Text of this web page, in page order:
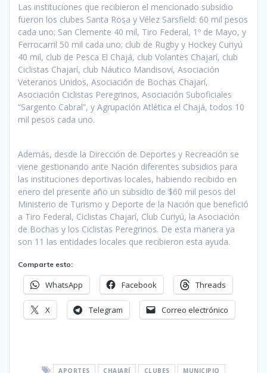
Las instituciones que recibieron el mencionado subsidio
fueron los clubes Santa Rosa y Vélez Sarsfield: 60 mil pesos
cada uno; San Clemente 40 mil, Tiro Federal, 1º de Mayo, y
Ferrocarril 50 mil cada uno; club de Rugby y Hockey Curiyú
40 mil, club de Pesca El Chajá, club Volantes Chajarí, club
Ciclistas Chajarí, club Náutico Mandisoví, Asociación
Veteranos Unidos, Asociación de Bochas Chajarí,
Asociación Ciclistas Peregrinos, Asociación Suboficiales
“Sargento Cabral”, y Agrupación Atlética el Chajá, todos 10
mil pesos cada uno.
Además, desde la Dirección de Deportes y Recreación se
viene gestionando ante Nación diferentes subsidios para
las instituciones deportivas locales, habiendo recibido en
enero del presente año un subsidio de $60 mil pesos del
Ministerio de Turismo y Deporte de la Nación que benefició
a Tiro Federal, Ciclistas Chajarí, Club Curiyú, la Asociación
de Bochas y los Ciclistas Peregrinos. De esta manera ya
son 11 las entidades locales que recibieron esta ayuda.
Comparte esto:
WhatsApp Facebook Threads
X Telegram Correo electrónico
APORTES CHAJARÍ CLUBES MUNICIPIO